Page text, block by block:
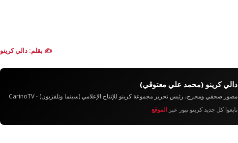
✍️ بقلم: دالي كرينو
دالي كرينو (محمد علي معتوڨي)
مصور صحفي ومخرج، رئيس تحرير مجموعة كرينو للإنتاج الإعلامي (سينما وتلفزيون) - CarinoTV
تابعوا كل جديد كرينو نيوز عبرالموقع